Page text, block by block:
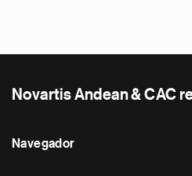
Novartis Andean & CAC
Navegador